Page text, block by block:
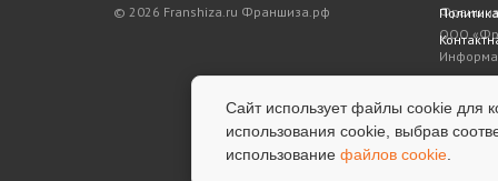
© 2026 Franshiza.ru Франшиза.рф
ООО
Сайт использует файлы cookie для
использования cookie, выбрав
использование файлов cookie